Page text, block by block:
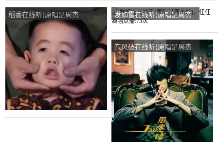
播:10765次
稻香在线听(原唱是周杰
伦)，80後吴会唱演唱点
播:102次
发如雪在线听(原唱是周杰
伦)，任任演唱点播:73次
东风破在线听(原唱是周杰
伦)，感恩有你（周口旺
哥）演唱点播:212次